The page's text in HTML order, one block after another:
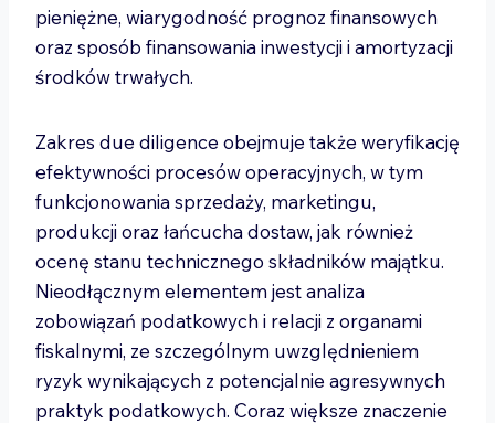
pieniężne, wiarygodność prognoz finansowych
oraz sposób finansowania inwestycji i amortyzacji
środków trwałych.
Zakres due diligence obejmuje także weryfikację
efektywności procesów operacyjnych, w tym
funkcjonowania sprzedaży, marketingu,
produkcji oraz łańcucha dostaw, jak również
ocenę stanu technicznego składników majątku.
Nieodłącznym elementem jest analiza
zobowiązań podatkowych i relacji z organami
fiskalnymi, ze szczególnym uwzględnieniem
ryzyk wynikających z potencjalnie agresywnych
praktyk podatkowych. Coraz większe znaczenie